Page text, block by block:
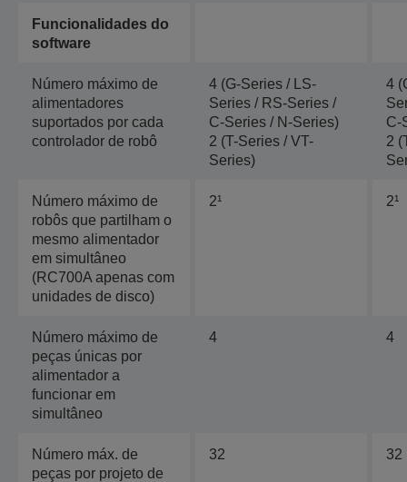
Funcionalidades do
software
Número máximo de
alimentadores
suportados por cada
controlador de robô
4 (G-Series / LS-
Series / RS-Series /
C-Series / N-Series)
2 (T-Series / VT-
Series)
4
C-
2
Número máximo de
robôs que partilham o
mesmo alimentador
em simultâneo
(RC700A apenas com
unidades de disco)
2¹ 2¹
Número máximo de
peças únicas por
alimentador a
funcionar em
simultâneo
4 4
Número máx. de
peças por projeto de
32 32